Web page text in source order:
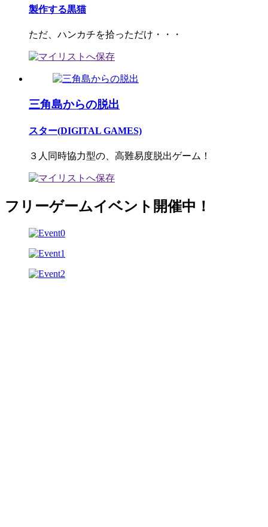
製作する黒猫
ただ、ハンカチを拾っただけ・・・
三角島からの脱出
スター(DIGITAL GAMES)
３人同時協力型の、高難易度脱出ゲーム！
フリーゲームイベント開催中！